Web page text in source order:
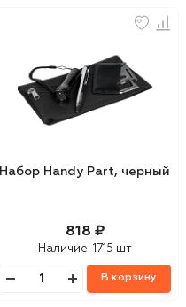
Набор Handy Part, черный
818 ₽
Наличие: 1715 шт
В корзину